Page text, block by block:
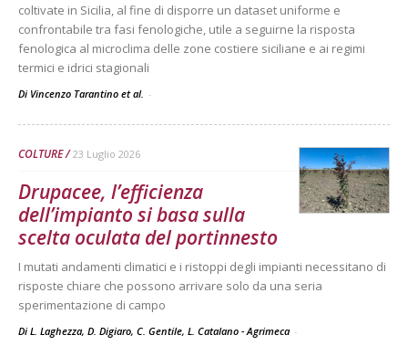
coltivate in Sicilia, al fine di disporre un dataset uniforme e
confrontabile tra fasi fenologiche, utile a seguirne la risposta
fenologica al microclima delle zone costiere siciliane e ai regimi
termici e idrici stagionali
Di Vincenzo Tarantino et al. -
COLTURE 23 Luglio 2026
Drupacee, l’efficienza
dell’impianto si basa sulla
scelta oculata del portinnesto
I mutati andamenti climatici e i ristoppi degli impianti necessitano di
risposte chiare che possono arrivare solo da una seria
sperimentazione di campo
Di L. Laghezza, D. Digiaro, C. Gentile, L. Catalano - Agrimeca -